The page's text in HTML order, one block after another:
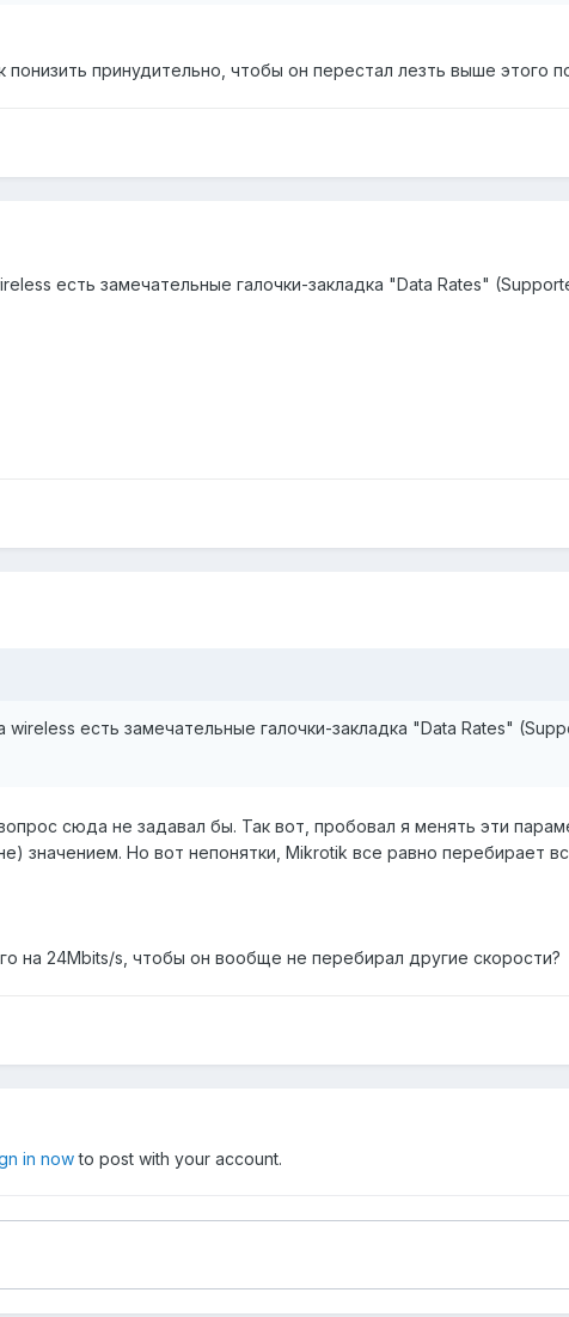
понизить принудительно, чтобы он перестал лезть выше этого
есть замечательные галочки-закладка "Data Rates"
есть замечательные галочки-закладка "Data Rates"
сюда не задавал бы. Так вот, пробовал я менять эти
значением. Но вот непонятки, Mikrotik все равно перебирает
на 24Mbits/s, чтобы он вообще не перебирал другие скорости?
in nowto post with your account.